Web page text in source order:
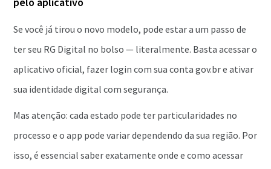
Se você já tirou o novo modelo, pode estar a um passo de
ter seu RG Digital no bolso — literalmente. Basta acessar o
aplicativo oficial, fazer login com sua conta gov.br e ativar
sua identidade digital com segurança.
Mas atenção: cada estado pode ter particularidades no
processo e o app pode variar dependendo da sua região. Por
isso, é essencial saber exatamente onde e como acessar